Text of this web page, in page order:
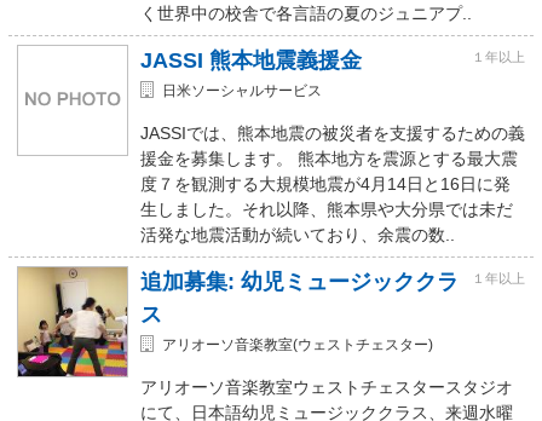
く世界中の校舎で各言語の夏のジュニアプ..
JASSI 熊本地震義援金 １年以上
日米ソーシャルサービス
JASSIでは、熊本地震の被災者を支援するための義
援金を募集します。 熊本地方を震源とする最大震
度７を観測する大規模地震が4月14日と16日に発
生しました。それ以降、熊本県や大分県では未だ
活発な地震活動が続いており、余震の数..
追加募集: 幼児ミュージッククラ
ス
１年以上
アリオーソ音楽教室(ウェストチェスター)
アリオーソ音楽教室ウェストチェスタースタジオ
にて、日本語幼児ミュージッククラス、来週水曜